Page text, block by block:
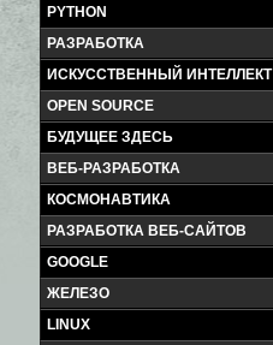
PYTHON
РАЗРАБОТКА
ИСКУССТВЕННЫЙ ИНТЕЛЛЕКТ
OPEN SOURCE
БУДУЩЕЕ ЗДЕСЬ
ВЕБ-РАЗРАБОТКА
КОСМОНАВТИКА
РАЗРАБОТКА ВЕБ-САЙТОВ
GOOGLE
ЖЕЛЕЗО
LINUX